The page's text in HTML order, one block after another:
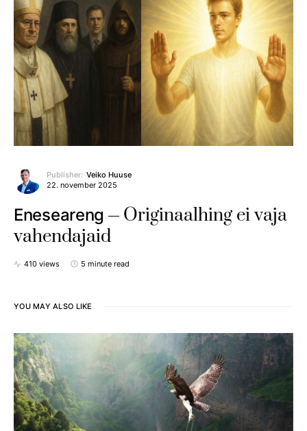
Publisher: Veiko Huuse
22. november 2025
Eneseareng
Originaalhing ei vaja
vahendajaid
410 views 5 minute read
YOU MAY ALSO LIKE